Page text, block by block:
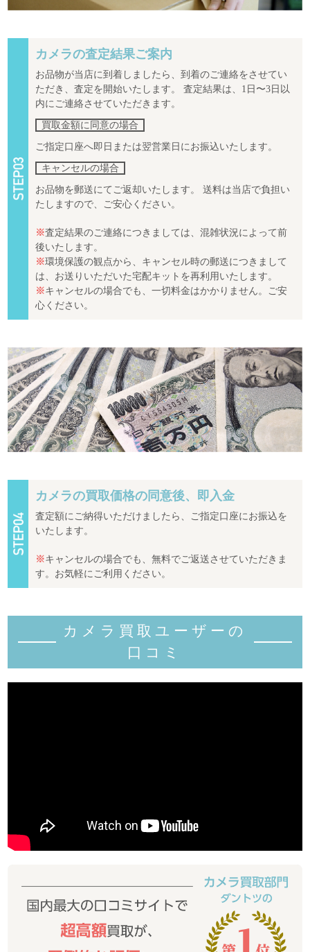
カメラの査定結果ご案内
お品物が当店に到着しましたら、到着のご連絡をさせてい
ただき、査定を開始いたします。 査定結果は、1日〜3日以
内にご連絡させていただきます。
買取金額に同意の場合
ご指定口座へ即日または翌営業日にお振込いたします。
キャンセルの場合
お品物を郵送にてご返却いたします。 送料は当店で負担い
たしますので、ご安心ください。
※査定結果のご連絡につきましては、混雑状況によって前
後いたします。
※環境保護の観点から、キャンセル時の郵送につきまして
は、お送りいただいた宅配キットを再利用いたします。
※キャンセルの場合でも、一切料金はかかりません。ご安
心ください。
カメラの買取価格の同意後、即入金
査定額にご納得いただけましたら、ご指定口座にお振込を
いたします。
※キャンセルの場合でも、無料でご返送させていただきま
す。お気軽にご利用ください。
カメラ買取ユーザーの
口コミ